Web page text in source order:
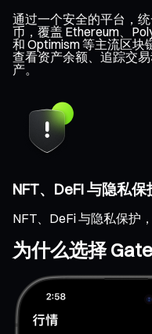
通过一个安全的平台，
币，覆盖 Ethereum、
和 Optimism 等主流区
查看资产余额、追踪交
产。
NFT、DeFi 与隐私
NFT、DeFi 与隐私保护
为什么选择